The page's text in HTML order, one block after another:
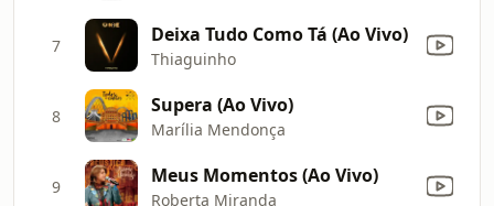
7 Deixa Tudo Como Tá (Ao Vivo)
Thiaguinho
8 Supera (Ao Vivo)
Marília Mendonça
9 Meus Momentos (Ao Vivo)
Roberta Miranda